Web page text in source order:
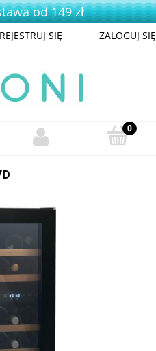
od 149 zł
SIĘ ZALOGUJ SIĘ